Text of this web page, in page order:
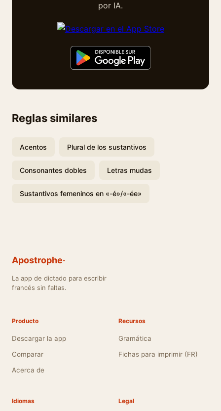
por IA.
Reglas similares
Acentos Plural de los sustantivos
Consonantes dobles Letras mudas
Sustantivos femeninos en «-é»/«-ée»
Apostrophe·
La app de dictado para escribir
francés sin faltas.
Producto
Descargar la app
Comparar
Acerca de
Recursos
Gramática
Fichas para imprimir (FR)
Idiomas Legal